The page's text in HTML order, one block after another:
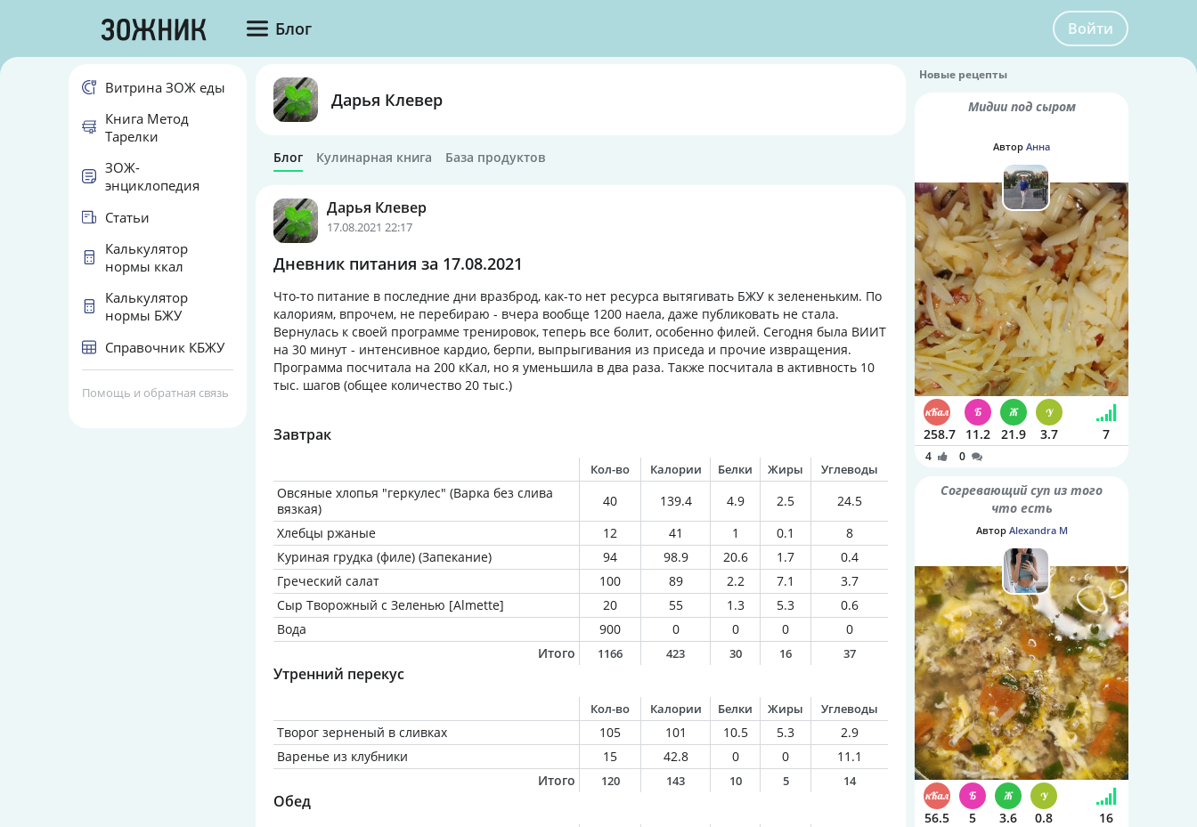
Блог Войти
Дарья Клевер
Блог Кулинарная книга База продуктов
Дарья Клевер
17.08.2021 22:17
Дневник питания за 17.08.2021
Что-то питание в последние дни вразброд, как-то нет ресурса вытягивать БЖУ к зелененьким. По
калориям, впрочем, не перебираю - вчера вообще 1200 наела, даже публиковать не стала.
Вернулась к своей программе тренировок, теперь все болит, особенно филей. Сегодня была ВИИТ
на 30 минут - интенсивное кардио, берпи, выпрыгивания из приседа и прочие извращения.
Программа посчитала на 200 кКал, но я уменьшила в два раза. Также посчитала в активность 10
тыс. шагов (общее количество 20 тыс.)
Завтрак
Кол-во Калории Белки Жиры Углеводы
Овсяные хлопья "геркулес" (Варка без слива
вязкая)
40 139.4 4.9 2.5
24.5
Хлебцы ржаные
12 41 1 0.1
8
Куриная грудка (филе) (Запекание)
94 98.9 20.6 1.7
0.4
Греческий салат
100 89 2.2 7.1
3.7
Сыр Творожный с Зеленью [Almette]
20 55 1.3 5.3
0.6
Вода
900 0 0 0
0
Итого
1166 423 30 16 37
Утренний перекус
Кол-во Калории Белки Жиры Углеводы
Творог зерненый в сливках 105 101 10.5 5.3
2.9
Варенье из клубники
15 42.8 0 0
11.1
Итого
120 143 10 5 14
Обед
Витрина ЗОЖ еды
Книга Метод
Тарелки
ЗОЖ-
энциклопедия
Статьи
Калькулятор
нормы ккал
Калькулятор
нормы БЖУ
Справочник КБЖУ
Помощь и обратная связь
Новые рецепты
Мидии под сыром
Автор Анна
258.7 11.2 21.9 3.7 7
4 0
Согревающий суп из того
что есть
Автор Alexandra M
56.5 5 3.6 0.8 16